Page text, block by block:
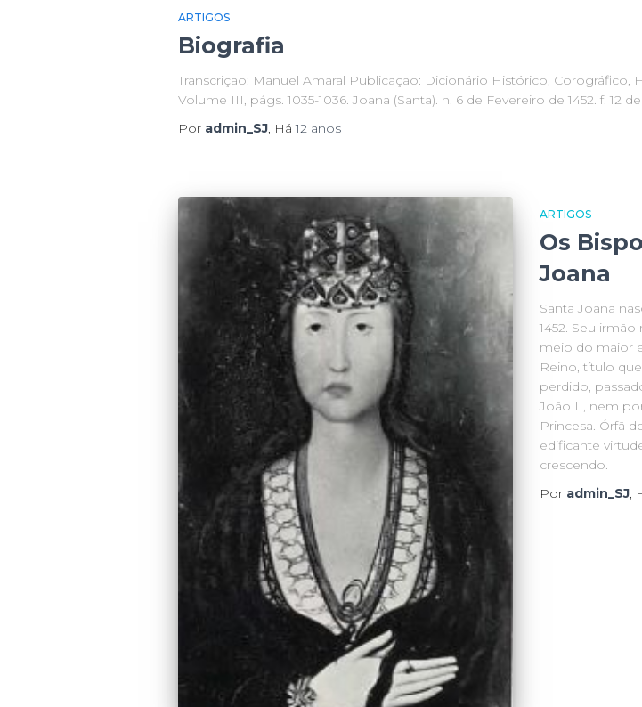
ARTIGOS
Biografia
Transcrição: Manuel Amaral Publicação: Dicionário Histórico,
Volume III, págs. 1035-1036. Joana (Santa). n. 6 de Fevereiro de 1452. f. 12
Por admin_SJ, Há12 anos
ARTIGOS
Os
Joana
Santa Joana
1452. Seu
meio do maior
Reino, título
perdido,
João II, nem
Princesa. Órfã
edificante
crescendo.
Por admin_SJ,